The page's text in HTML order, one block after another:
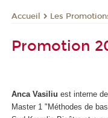
Accueil Les
Promotion
Anca Vasiliu est interne
Master 1 "Méthodes de